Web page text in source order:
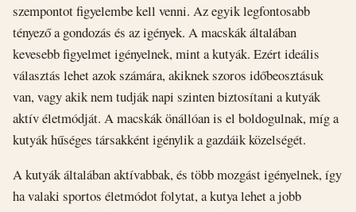
szempontot figyelembe kell venni. Az egyik legfontosabb
tényező a gondozás és az igények. A macskák általában
kevesebb figyelmet igényelnek, mint a kutyák. Ezért ideális
választás lehet azok számára, akiknek szoros időbeosztásuk
van, vagy akik nem tudják napi szinten biztosítani a kutyák
aktív életmódját. A macskák önállóan is el boldogulnak, míg a
kutyák hűséges társakként igénylik a gazdáik közelségét.
A kutyák általában aktívabbak, és több mozgást igényelnek, így
ha valaki sportos életmódot folytat, a kutya lehet a jobb